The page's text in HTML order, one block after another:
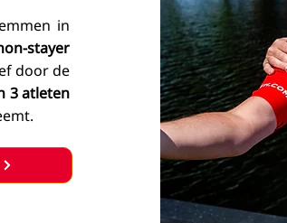
in
stayer
door de
3 atleten